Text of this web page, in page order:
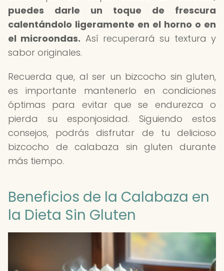
puedes darle un toque de frescura
calentándolo ligeramente en el horno o en
el microondas. Así recuperará su textura y
sabor originales.
Recuerda que, al ser un bizcocho sin gluten,
es importante mantenerlo en condiciones
óptimas para evitar que se endurezca o
pierda su esponjosidad. Siguiendo estos
consejos, podrás disfrutar de tu delicioso
bizcocho de calabaza sin gluten durante
más tiempo.
Beneficios de la Calabaza en
la Dieta Sin Gluten